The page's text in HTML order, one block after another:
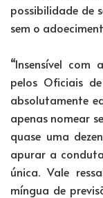
possibilidade de
sem o
“Insensível
pelos Oficiais
absolutamente
apenas nomear
quase uma
apurar a
única. Vale
míngua de